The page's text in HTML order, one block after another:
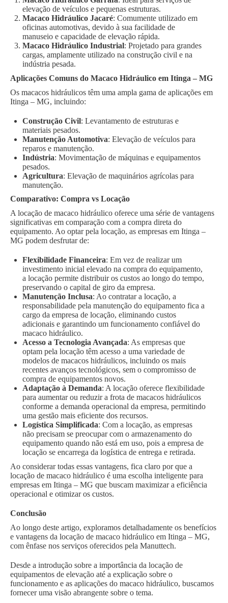
elevação de veículos e pequenas estruturas.
Macaco Hidráulico Jacaré: Comumente utilizado em
oficinas automotivas, devido à sua facilidade de
manuseio e capacidade de elevação rápida.
Macaco Hidráulico Industrial: Projetado para grandes
cargas, amplamente utilizado na construção civil e na
indústria pesada.
Aplicações Comuns do Macaco Hidráulico em Itinga – MG
Os macacos hidráulicos têm uma ampla gama de aplicações em
Itinga – MG, incluindo:
Construção Civil: Levantamento de estruturas e
materiais pesados.
Manutenção Automotiva: Elevação de veículos para
reparos e manutenção.
Indústria: Movimentação de máquinas e equipamentos
pesados.
Agricultura: Elevação de maquinários agrícolas para
manutenção.
Comparativo: Compra vs Locação
A locação de macaco hidráulico oferece uma série de vantagens
significativas em comparação com a compra direta do
equipamento. Ao optar pela locação, as empresas em Itinga –
MG podem desfrutar de:
Flexibilidade Financeira: Em vez de realizar um
investimento inicial elevado na compra do equipamento,
a locação permite distribuir os custos ao longo do tempo,
preservando o capital de giro da empresa.
Manutenção Inclusa: Ao contratar a locação, a
responsabilidade pela manutenção do equipamento fica a
cargo da empresa de locação, eliminando custos
adicionais e garantindo um funcionamento confiável do
macaco hidráulico.
Acesso a Tecnologia Avançada: As empresas que
optam pela locação têm acesso a uma variedade de
modelos de macacos hidráulicos, incluindo os mais
recentes avanços tecnológicos, sem o compromisso de
compra de equipamentos novos.
Adaptação à Demanda: A locação oferece flexibilidade
para aumentar ou reduzir a frota de macacos hidráulicos
conforme a demanda operacional da empresa, permitindo
uma gestão mais eficiente dos recursos.
Logística Simplificada: Com a locação, as empresas
não precisam se preocupar com o armazenamento do
equipamento quando não está em uso, pois a empresa de
locação se encarrega da logística de entrega e retirada.
Ao considerar todas essas vantagens, fica claro por que a
locação de macaco hidráulico é uma escolha inteligente para
empresas em Itinga – MG que buscam maximizar a eficiência
operacional e otimizar os custos.
Conclusão
Ao longo deste artigo, exploramos detalhadamente os benefícios
e vantagens da locação de macaco hidráulico em Itinga – MG,
com ênfase nos serviços oferecidos pela Manuttech.
Desde a introdução sobre a importância da locação de
equipamentos de elevação até a explicação sobre o
funcionamento e as aplicações do macaco hidráulico, buscamos
fornecer uma visão abrangente sobre o tema.